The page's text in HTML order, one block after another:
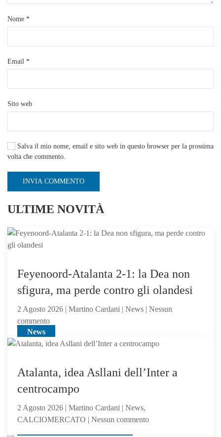
Nome *
Email *
Sito web
Salva il mio nome, email e sito web in questo browser per la prossima
volta che commento.
INVIA COMMENTO
ULTIME NOVITÀ
News
Feyenoord-Atalanta 2-1: la Dea non
sfigura, ma perde contro gli olandesi
2 Agosto 2026 | Martino Cardani | News | Nessun
commentosu
Atalanta
1:
Dea
non
sfigura,
Atalanta, idea Asllani dell’Inter a
centrocampo
2 Agosto 2026 | Martino Cardani | News,
CALCIOMERCATO | Nessun commentosu